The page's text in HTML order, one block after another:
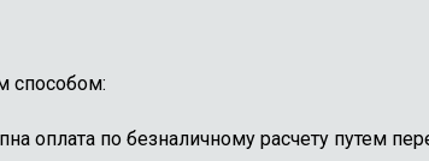
способом:
оплата по безналичному расчету путем